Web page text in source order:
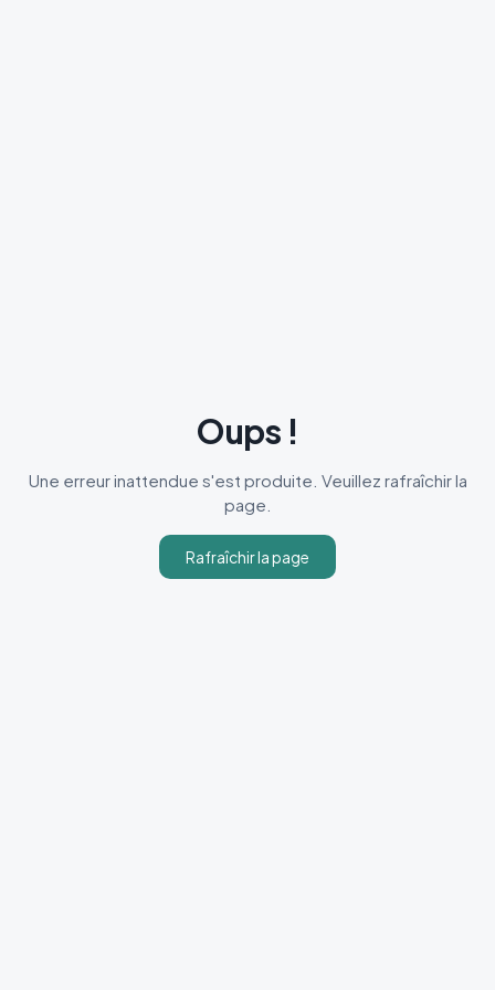
Oups !
Une erreur inattendue s'est produite. Veuillez rafraîchir la
page.
Rafraîchir la page